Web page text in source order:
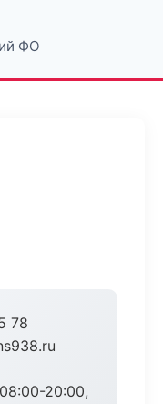
ФО
78
20:00,